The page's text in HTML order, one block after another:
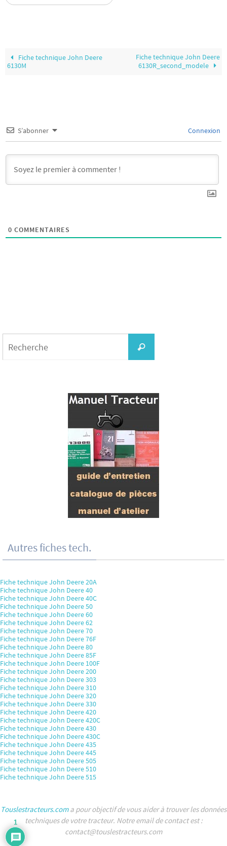
Fiche technique John Deere
6130M
Fiche technique John Deere
6130R_second_modele
S’abonner Connexion
0 COMMENTAIRES
Recherche
Autres fiches tech.
Fiche technique John Deere 20A
Fiche technique John Deere 40
Fiche technique John Deere 40C
Fiche technique John Deere 50
Fiche technique John Deere 60
Fiche technique John Deere 62
Fiche technique John Deere 70
Fiche technique John Deere 76F
Fiche technique John Deere 80
Fiche technique John Deere 85F
Fiche technique John Deere 100F
Fiche technique John Deere 200
Fiche technique John Deere 303
Fiche technique John Deere 310
Fiche technique John Deere 320
Fiche technique John Deere 330
Fiche technique John Deere 420
Fiche technique John Deere 420C
Fiche technique John Deere 430
Fiche technique John Deere 430C
Fiche technique John Deere 435
Fiche technique John Deere 445
Fiche technique John Deere 505
Fiche technique John Deere 510
Fiche technique John Deere 515
Touslestracteurs.coma pour objectif de vous aider à trouver les données
techniques de votre tracteur. Notre email de contact est :
contact@touslestracteurs.com
1